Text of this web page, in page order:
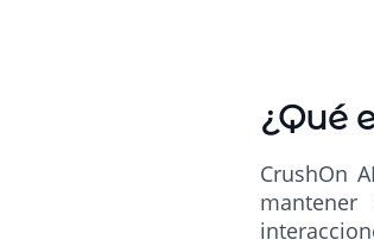
¿Qué
CrushOn